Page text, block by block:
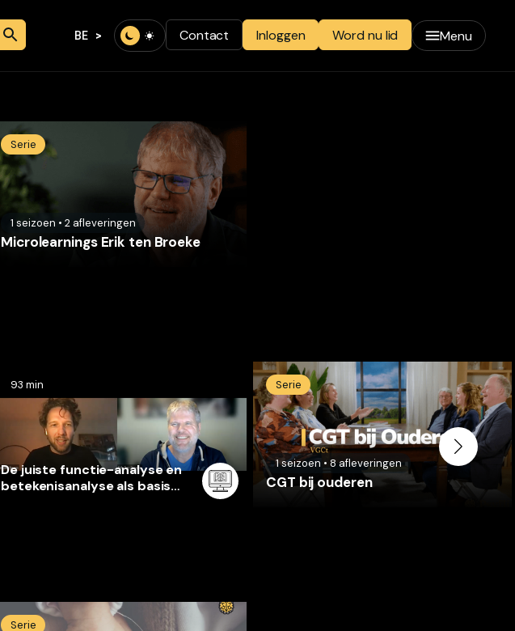
BE Contact Inloggen Word nu lid Menu
Serie
1 seizoen • 2 afleveringen
Microlearnings Erik ten Broeke
93 min
De juiste functie-analyse en
betekenisanalyse als basis
Serie
1seizoen • 8 afleveringen
CGT bij ouderen
Serie